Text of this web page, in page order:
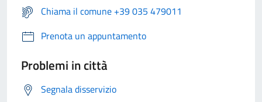
Chiama il comune +39 035 479011
Prenota un appuntamento
Problemi in città
Segnala disservizio